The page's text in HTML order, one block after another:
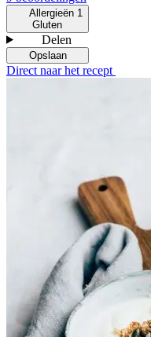
Allergieën 1
Gluten
Delen
Opslaan
Direct naar het recept